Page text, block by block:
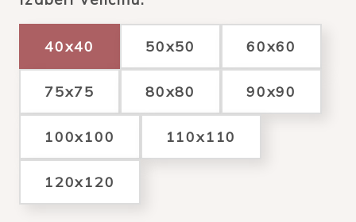
40x40 50x50 60x60
75x75 80x80 90x90
100x100 110x110
120x120